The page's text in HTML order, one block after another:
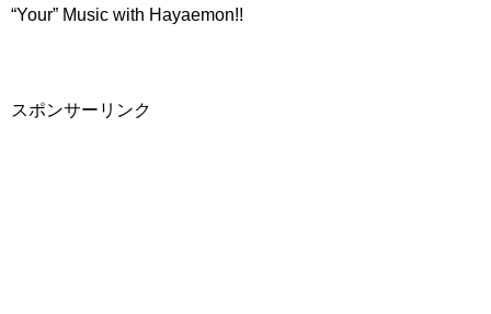
“Your” Music with Hayaemon!!
スポンサーリンク